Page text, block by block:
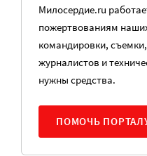
Милосердие.ru
пожертвованиям
командировки,
журналистов и
нужны средства.
ПОМОЧЬ